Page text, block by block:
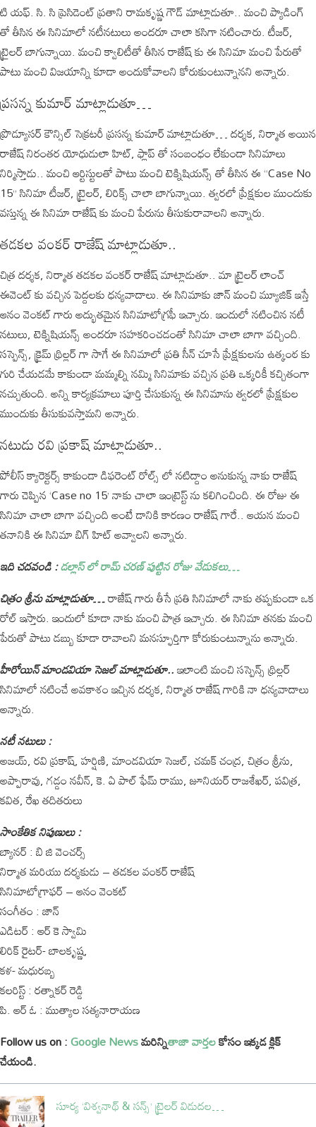
టి యఫ్. సి. సి ప్రెసిడెంట్ ప్రతాని రామకృష్ణ గౌడ్ మాట్లాడుతూ.. మంచి ప్యాడింగ్
తో తీసిన ఈ సినిమాలో నటీనటులు అందరూ చాలా కసిగా నటించారు. టీజర్,
ట్రైలర్ బాగున్నాయి. మంచి క్వాలిటీతో తీసిన రాజేష్ కు ఈ సినిమా మంచి పేరుతో
పాటు మంచి విజయాన్ని కూడా అందుకోవాలని కోరుకుంటున్నానని అన్నారు.
ప్రసన్న కుమార్ మాట్లాడుతూ…
ప్రొడ్యూసర్ కౌన్సిల్ సెక్రటరీ ప్రసన్న కుమార్ మాట్లాడుతూ… దర్శక, నిర్మాత అయిన
రాజేష్ నిరంతర యోధుడులా హిట్, ఫ్లాప్ తో సంబంధం లేకుండా సినిమాలు
నిర్మిస్తాడు.. మంచి ఆర్టిస్టులతో పాటు మంచి టెక్నిషియన్స్ తో తీసిన ఈ “Case No
15” సినిమా టీజర్, ట్రైలర్, లిరిక్స్ చాలా బాగున్నాయి. త్వరలో ప్రేక్షకుల ముందుకు
వస్తున్న ఈ సినిమా రాజేష్ కు మంచి పేరును తీసుకురావాలని అన్నారు.
తడకల వంకర్ రాజేష్ మాట్లాడుతూ..
చిత్ర దర్శక, నిర్మాత తడకల వంకర్ రాజేష్ మాట్లాడుతూ.. మా ట్రైలర్ లాంచ్
ఈవెంట్ కు వచ్చిన పెద్దలకు ధన్యవాదాలు. ఈ సినిమాకు జాన్ మంచి మ్యూజిక్ ఇస్తే
ఆనం వెంకట్ గారు అద్భుతమైన సినిమాటోగ్రఫీ ఇచ్చారు. ఇందులో నటించిన నటీ
నటులు, టెక్నిషియన్స్ అందరూ సహకరించడంతో సినిమా చాలా బాగా వచ్చింది.
సస్పెన్స్, క్రైమ్ థ్రిల్లర్ గా సాగే ఈ సినిమాలో ప్రతి సీన్ చూసే ప్రేక్షకులను ఉత్కంఠ కు
గురి చేయడమే కాకుండా మమ్మల్ని నమ్మి సినిమాకు వచ్చిన ప్రతి ఒక్కరికీ కచ్చితంగా
నచ్చుతుంది. అన్ని కార్యక్రమాలు పూర్తి చేసుకున్న ఈ సినిమాను త్వరలో ప్రేక్షకుల
ముందుకు తీసుకువస్తామని అన్నారు.
నటుడు రవి ప్రకాష్ మాట్లాడుతూ..
పోలీస్ క్యారెక్టర్స్ కాకుండా డిఫరెంట్ రోల్స్ లో నటిద్దాం అనుకున్న నాకు రాజేష్
గారు చెప్పిన ‘Case no 15’ నాకు చాలా ఇంట్రెస్ట్ ను కలిగించింది. ఈ రోజు ఈ
సినిమా చాలా బాగా వచ్చింది అంటే డానికి కారణం రాజేష్ గారే.. ఆయన మంచి
తనానికి ఈ సినిమా బిగ్ హిట్ అవ్వాలని అన్నారు.
ఇది చదవండి :డల్లాస్ లో రామ్ చరణ్ పుట్టిన రోజు వేడుకలు…
చిత్రం శ్రీను మాట్లాడుతూ…రాజేష్ గారు తీసే ప్రతి సినిమాలో నాకు తప్పకుండా ఒక
రోల్ ఇస్తారు. ఇందులో కూడా నాకు మంచి పాత్ర ఇచ్చారు. ఈ సినిమా తనకు మంచి
పేరుతో పాటు డబ్బు కూడా రావాలని మనస్ఫూర్తిగా కోరుకుంటున్నాను అన్నారు.
హీరోయిన్ మాండవియా సెజల్ మాట్లాడుతూ..ఇలాంటి మంచి సస్పెన్స్ థ్రిల్లర్
సినిమాలో నటించే అవకాశం ఇచ్చిన దర్శక, నిర్మాత రాజేష్ గారికి నా ధన్యవాదాలు
అన్నారు.
నటీ నటులు :
అజయ్, రవి ప్రకాష్, హర్షిణి, మాండవియా సెజల్, చమక్ చంద్ర, చిత్రం శ్రీను,
అప్పారావు, గడ్డం నవీన్, కె. ఏ పాల్ ఫేమ్ రాము, జూనియర్ రాజశేఖర్, పవిత్ర,
కవిత, రేఖ తదితరులు
సాంకేతిక నిపుణులు :
బ్యానర్ : బి జి వెంచర్స్
నిర్మాత మరియు దర్శకుడు – తడకల వంకర్ రాజేష్
సినిమాటోగ్రాఫర్ – ఆనం వెంకట్
సంగీతం : జాన్
ఎడిటర్ : ఆర్ కె స్వామి
లిరిక్ రైటర్- బాలకృష్ణ,
కళ- మధురబ్బ
కలరిస్ట్ : రత్నాకర్ రెడ్డి
పి. ఆర్ ఓ : ముత్యాల సత్యనారాయణ
Follow us on :Google Newsమరిన్నితాజా వార్తలకోసం ఇక్కడ క్లిక్
చేయండి.
సూర్య ‘విశ్వనాథ్ & సన్స్’ ట్రైలర్ విడుదల…